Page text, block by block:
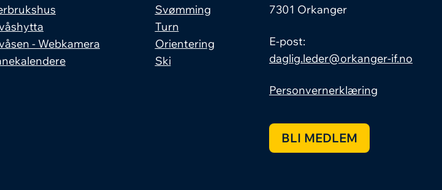
- Webkamera
Svømming
Turn
Orientering
Ski
7301 Orkanger
E-post:
daglig.leder@orkanger-if.no
Personvernerklæring
BLI MEDLEM